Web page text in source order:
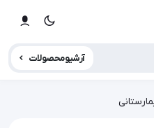
آرشیو محصولات